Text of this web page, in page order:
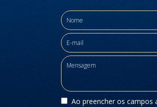
Ao preencher os campos